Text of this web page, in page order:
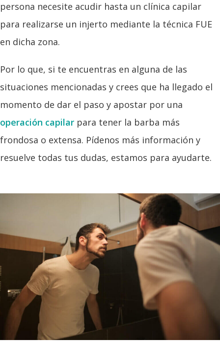
persona necesite acudir hasta un clínica capilar
para realizarse un injerto mediante la técnica FUE
en dicha zona.
Por lo que, si te encuentras en alguna de las
situaciones mencionadas y crees que ha llegado el
momento de dar el paso y apostar por una
operación capilar para tener la barba más
frondosa o extensa. Pídenos más información y
resuelve todas tus dudas, estamos para ayudarte.